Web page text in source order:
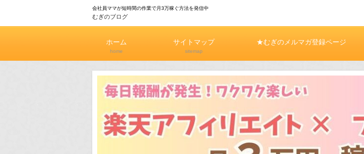
会社員ママが短時間の作業で月3万稼ぐ方法を発信中
むぎのブログ
ホーム
home
サイトマップ
sitemap
★むぎのメルマガ登録ページ
（X）